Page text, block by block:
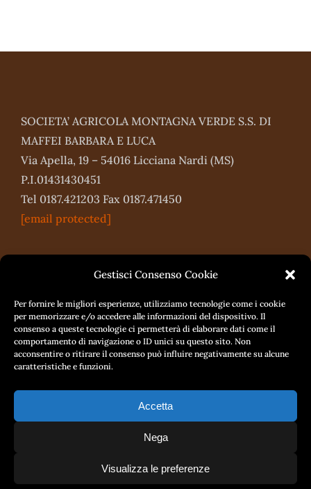
Gestisci Consenso Cookie
Per fornire le migliori esperienze, utilizziamo tecnologie come i cookie
per memorizzare e/o accedere alle informazioni del dispositivo. Il
consenso a queste tecnologie ci permetterà di elaborare dati come il
comportamento di navigazione o ID unici su questo sito. Non
acconsentire o ritirare il consenso può influire negativamente su alcune
caratteristiche e funzioni.
Accetta
Nega
Visualizza le preferenze
SOCIETA’ AGRICOLA MONTAGNA VERDE S.S. DI
MAFFEI BARBARA E LUCA
Via Apella, 19 – 54016 Licciana Nardi (MS)
P.I.01431430451
Tel 0187.421203 Fax 0187.471450
[email protected]
Privacy Policy-